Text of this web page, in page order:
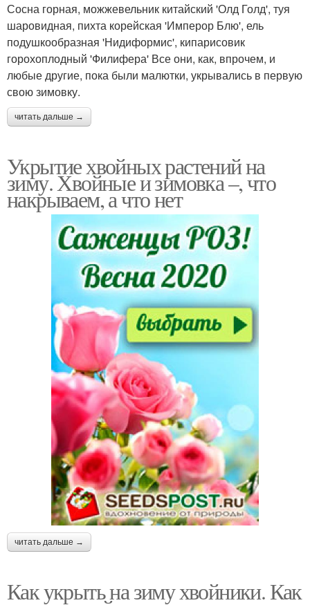
Сосна горная, можжевельник китайский 'Олд Голд', туя
шаровидная, пихта корейская 'Имперор Блю', ель
подушкообразная 'Нидиформис', кипарисовик
горохоплодный 'Филифера' Все они, как, впрочем, и
любые другие, пока были малютки, укрывались в первую
свою зимовку.
читать дальше →
Укрытие хвойных растений на
зиму. Хвойные и зимовка –, что
накрываем, а что нет
читать дальше →
Как укрыть на зиму хвойники. Как